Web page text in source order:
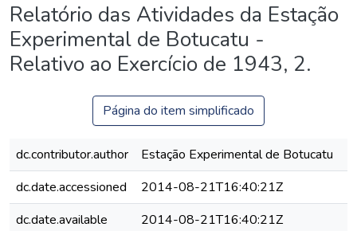
Estatísticas
Relatório das Atividades da Estação
Experimental de Botucatu -
Relativo ao Exercício de 1943, 2.
Página do item simplificado
dc.contributor.author
Estação Experimental de Botucatu
dc.date.accessioned
2014-08-21T16:40:21Z
dc.date.available
2014-08-21T16:40:21Z